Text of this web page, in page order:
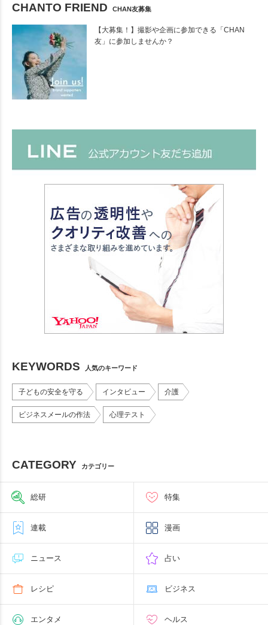
CHANTO FRIEND CHAN友募集
【大募集！】撮影や企画に参加できる「CHAN
友」に参加しませんか？
KEYWORDS 人気のキーワード
子どもの安全を守る インタビュー 介護
ビジネスメールの作法 心理テスト
CATEGORY カテゴリー
総研 特集
連載 漫画
ニュース 占い
レシピ ビジネス
エンタメ ヘルス